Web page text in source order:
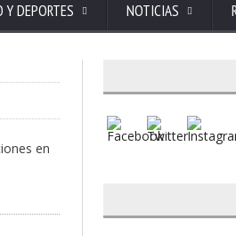
Y DEPORTES NOTICIAS
en